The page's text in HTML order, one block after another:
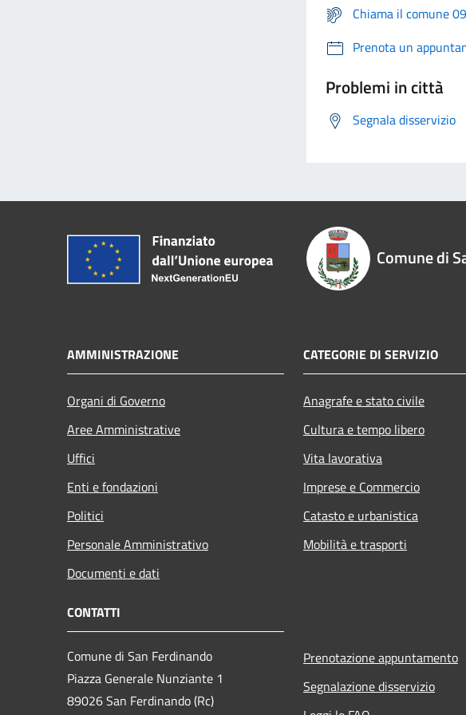
Chiama il comune
Prenota un
Problemi in città
Segnala disservizio
Comune di
AMMINISTRAZIONE
Organi di Governo
Aree Amministrative
Uffici
Enti e fondazioni
Politici
Personale Amministrativo
Documenti e dati
CATEGORIE DI SERVIZIO
Anagrafe e stato civile
Cultura e tempo libero
Vita lavorativa
Imprese e Commercio
Catasto e urbanistica
Mobilità e trasporti
CONTATTI
Comune di San Ferdinando
Piazza Generale Nunziante 1
89026 San Ferdinando (Rc)
Prenotazione appuntamento
Segnalazione disservizio